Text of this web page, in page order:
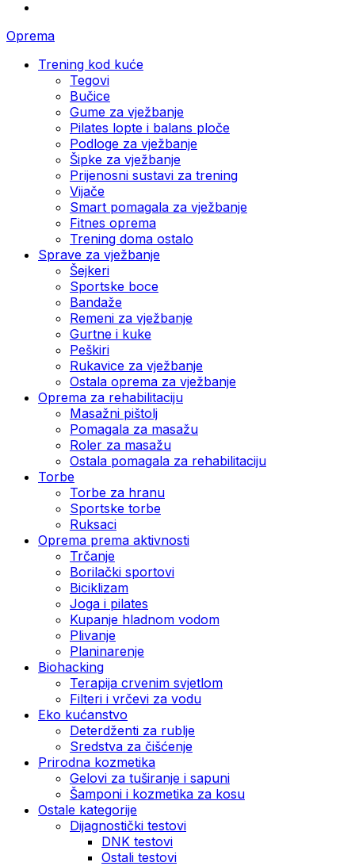
Oprema
Trening kod kuće
Tegovi
Bučice
Gume za vježbanje
Pilates lopte i balans ploče
Podloge za vježbanje
Šipke za vježbanje
Prijenosni sustavi za trening
Vijače
Smart pomagala za vježbanje
Fitnes oprema
Trening doma ostalo
Sprave za vježbanje
Šejkeri
Sportske boce
Bandaže
Remeni za vježbanje
Gurtne i kuke
Peškiri
Rukavice za vježbanje
Ostala oprema za vježbanje
Oprema za rehabilitaciju
Masažni pištolj
Pomagala za masažu
Roler za masažu
Ostala pomagala za rehabilitaciju
Torbe
Torbe za hranu
Sportske torbe
Ruksaci
Oprema prema aktivnosti
Trčanje
Borilački sportovi
Biciklizam
Joga i pilates
Kupanje hladnom vodom
Plivanje
Planinarenje
Biohacking
Terapija crvenim svjetlom
Filteri i vrčevi za vodu
Eko kućanstvo
Deterdženti za rublje
Sredstva za čišćenje
Prirodna kozmetika
Gelovi za tuširanje i sapuni
Šamponi i kozmetika za kosu
Ostale kategorije
Dijagnostički testovi
DNK testovi
Ostali testovi